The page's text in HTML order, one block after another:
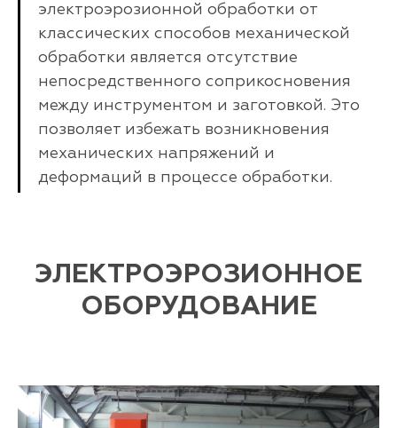
электроэрозионной обработки от
классических способов механической
обработки является отсутствие
непосредственного соприкосновения
между инструментом и заготовкой. Это
позволяет избежать возникновения
механических напряжений и
деформаций в процессе обработки.
ЭЛЕКТРОЭРОЗИОННОЕ
ОБОРУДОВАНИЕ